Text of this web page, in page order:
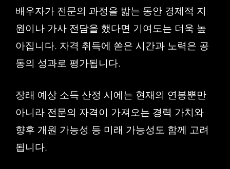
배우자가 전문의 과정을 밟는 동안 경제적 지
원이나 가사 전담을 했다면 기여도는 더욱 높
아집니다. 자격 취득에 쏟은 시간과 노력은 공
동의 성과로 평가됩니다.
장래 예상 소득 산정 시에는 현재의 연봉뿐만
아니라 전문의 자격이 가져오는 경력 가치와
향후 개원 가능성 등 미래 가능성도 함께 고려
됩니다.